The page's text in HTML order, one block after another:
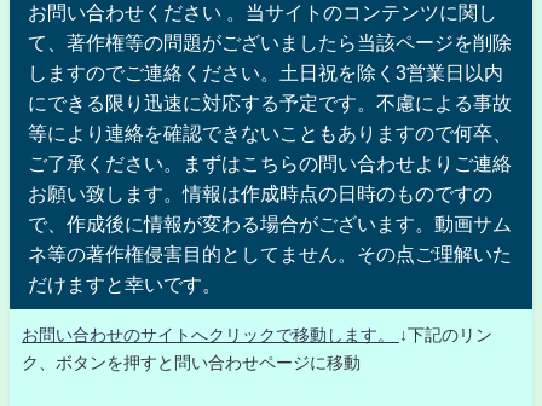
お問い合わせください 。当サイトのコンテンツに関し
て、著作権等の問題がございましたら当該ページを削除
しますのでご連絡ください。土日祝を除く3営業日以内
にできる限り迅速に対応する予定です。不慮による事故
等により連絡を確認できないこともありますので何卒、
ご了承ください。まずはこちらの問い合わせよりご連絡
お願い致します。情報は作成時点の日時のものですの
で、作成後に情報が変わる場合がございます。動画サム
ネ等の著作権侵害目的としてません。その点ご理解いた
だけますと幸いです。
お問い合わせのサイトへクリックで移動します。
↓下記のリン
ク、ボタンを押すと問い合わせページに移動